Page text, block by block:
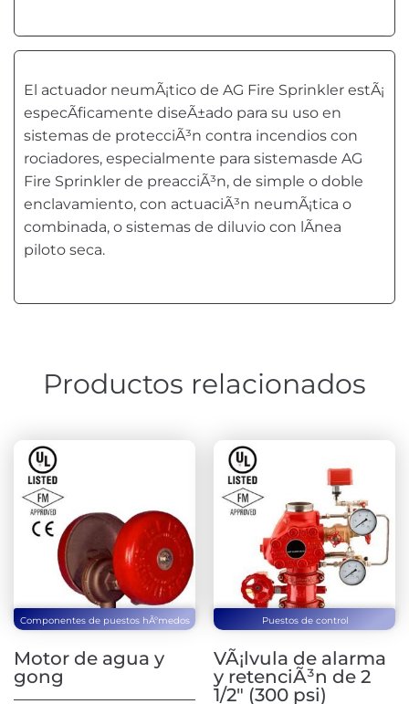
El actuador neumÃ¡tico de AG Fire Sprinkler estÃ¡
especÃ­ficamente diseÃ±ado para su uso en
sistemas de protecciÃ³n contra incendios con
rociadores, especialmente para sistemasde AG
Fire Sprinkler de preacciÃ³n, de simple o doble
enclavamiento, con actuaciÃ³n neumÃ¡tica o
combinada, o sistemas de diluvio con lÃ­nea
piloto seca.
Productos relacionados
Componentes de puestos hÃºmedos
Motor de agua y
gong
Puestos de control
VÃ¡lvula de alarma
y retenciÃ³n de 2
1/2″ (300 psi)